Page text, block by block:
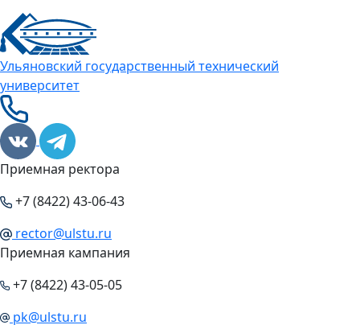
Ульяновский государственный технический
университет
Приемная ректора
+7 (8422) 43-06-43
rector@ulstu.ru
Приемная кампания
+7 (8422) 43-05-05
pk@ulstu.ru